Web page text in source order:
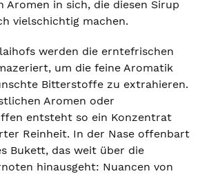
Aromen in sich, die diesen Sirup
vielschichtig machen.
werden die erntefrischen
um die feine Aromatik
Bitterstoffe zu extrahieren.
Aromen oder
entsteht so ein Konzentrat
Reinheit. In der Nase offenbart
Bukett, das weit über die
hinausgeht: Nuancen von